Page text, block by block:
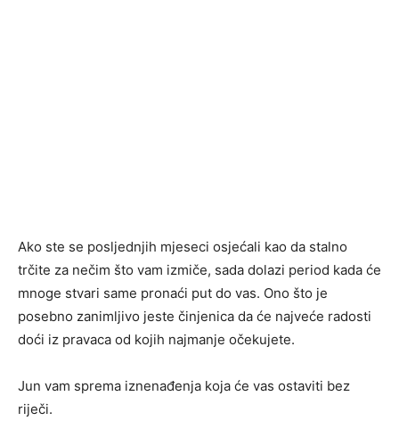
Ako ste se posljednjih mjeseci osjećali kao da stalno
trčite za nečim što vam izmiče, sada dolazi period kada će
mnoge stvari same pronaći put do vas. Ono što je
posebno zanimljivo jeste činjenica da će najveće radosti
doći iz pravaca od kojih najmanje očekujete.
Jun vam sprema iznenađenja koja će vas ostaviti bez
riječi.